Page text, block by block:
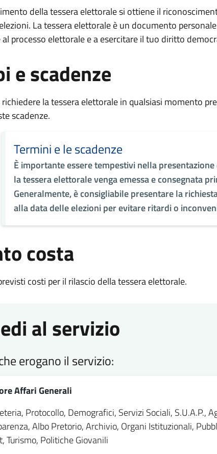
della tessera elettorale si ottiene il
La tessera elettorale è un documento
al processo elettorale e a esercitare il tuo diritto
e scadenze
richiedere la tessera elettorale in qualsiasi momento
scadenze.
Termini e le scadenze
È importante essere tempestivi nella
la tessera elettorale venga emessa e consegnata
Generalmente, è consigliabile presentare la
alla data delle elezioni per evitare ritardi o
costa
costi per il rilascio della tessera elettorale.
al servizio
erogano il servizio:
Affari Generali
Protocollo, Demografici, Servizi Sociali, S.U.A.P.,
Albo Pretorio, Archivio, Organi Istituzionali,
Turismo, Politiche Giovanili